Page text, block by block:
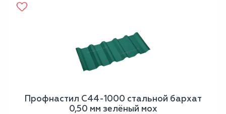
Профнастил С44-1000 стальной бархат
0,50 мм зелёный мох